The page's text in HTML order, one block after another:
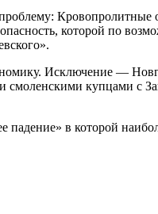
которой по
Исключение —
купцами с
падение» в которой